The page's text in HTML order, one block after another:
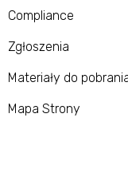
Compliance
Zgłoszenia
Materiały do
Mapa Strony